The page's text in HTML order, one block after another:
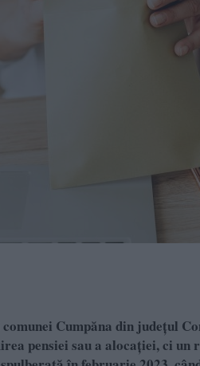
Cumpăna din județul
pensiei sau a alocației, ci